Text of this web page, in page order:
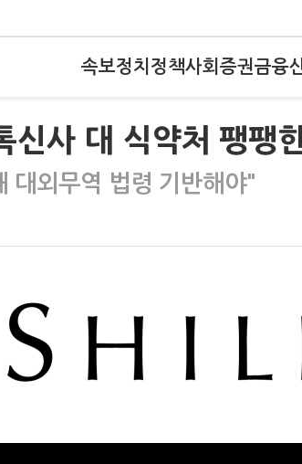
속보정치 정책사회 증권금융
사 대 식약처 팽팽
대외무역 법령 기반해야"